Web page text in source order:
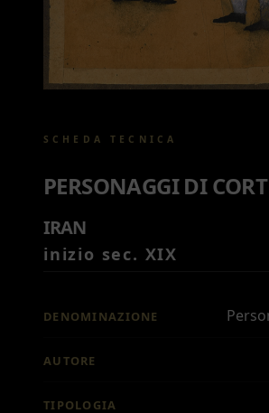
SCHEDA TECNICA
PERSONAGGI DI
IRAN
inizio sec. XIX
DENOMINAZIONE
AUTORE
TIPOLOGIA